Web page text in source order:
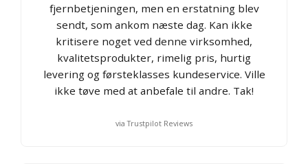
fjernbetjeningen, men en erstatning blev
sendt, som ankom næste dag. Kan ikke
kritisere noget ved denne virksomhed,
kvalitetsprodukter, rimelig pris, hurtig
levering og førsteklasses kundeservice. Ville
ikke tøve med at anbefale til andre. Tak!
via Trustpilot Reviews